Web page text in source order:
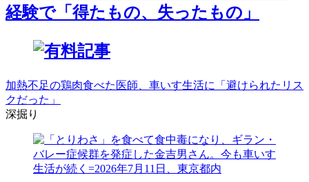
経験で「得たもの、失ったもの」
加熱不足の鶏肉食べた医師、車いす生活に「避けられたリス
クだった」
深掘り